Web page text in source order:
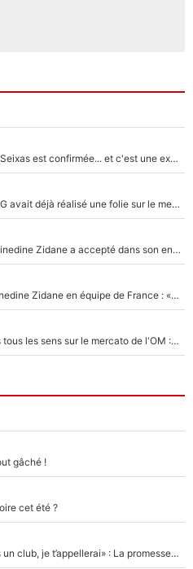
La signature du grand rival de Paul Seixas est confirmée... et c'est une excellente nouvelle pour l'équipe Decathlon-CMA CGM !
250M€ pour signer une star : Le PSG avait déjà réalisé une folie sur le mercato bien avant Neymar !
Voilà le seul homme politique que Zinedine Zidane a accepté dans son entourage : «Je garde un très bon souvenir de lui»
Franck Ribéry a osé s'attaquer à Zinedine Zidane en équipe de France : «Je n'aurais jamais fait ça»
Medina, Rulli, Paixao... ça part dans tous les sens sur le mercato de l'OM : Frank McCourt va enfin récupérer l'argent qu'il attend ?
gâché !
cet été ?
Mercato - OM - «Dès que je prends un club, je t’appellerai» : La promesse de Marcelino au moment de claquer la porte